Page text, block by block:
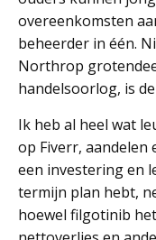
overeenkomsten
beheerder in één.
Northrop
handelsoorlog, is
Ik heb al heel wat
op Fiverr, aandelen
een investering en
termijn plan hebt,
hoewel filgotinib